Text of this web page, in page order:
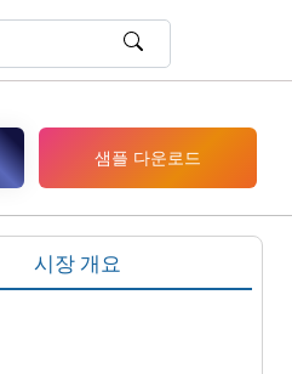
샘플 다운로드
시장 개요